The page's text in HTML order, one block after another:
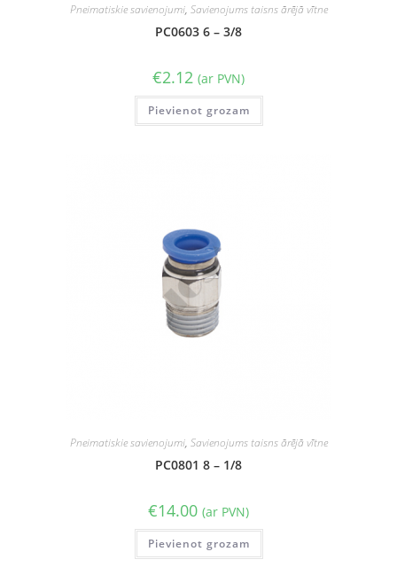
Pneimatiskie savienojumi, Savienojums taisns ārējā vītne
PC0603 6 – 3/8
€2.12 (ar PVN)
Pievienot grozam
Pneimatiskie savienojumi, Savienojums taisns ārējā vītne
PC0801 8 – 1/8
€14.00 (ar PVN)
Pievienot grozam